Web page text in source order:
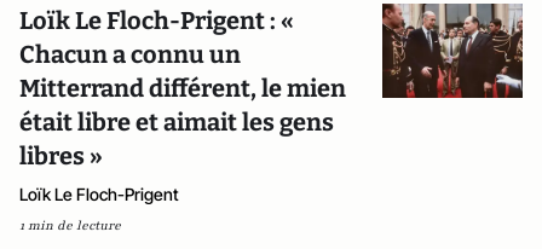
Loïk Le Floch-Prigent : «
Chacun a connu un
Mitterrand différent, le mien
était libre et aimait les gens
libres »
Loïk Le Floch-Prigent
1 min de lecture